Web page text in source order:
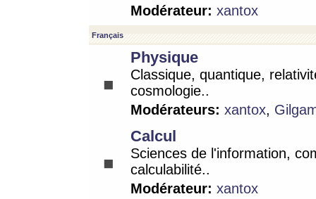
Modérateur: xantox
Français
Physique
Classique, quantique,
cosmologie..
Modérateurs: xantox,
Calcul
Sciences de l'information,
calculabilité..
Modérateur: xantox